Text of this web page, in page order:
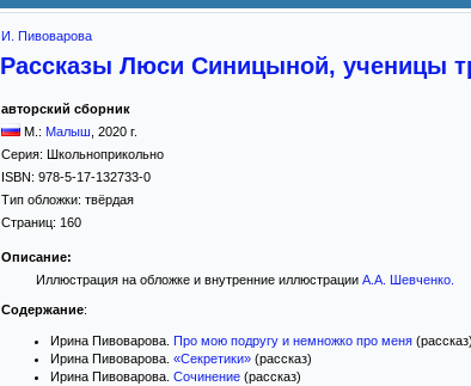
И. Пивоварова
Рассказы Люси Синицыной, ученицы
авторский сборник
М.: Малыш 2020 г.
Серия: Школьноприкольно
ISBN: 978-5-17-132733-0
Тип обложки: твёрдая
Страниц: 160
Описание:
Иллюстрация на обложке и внутренние иллюстрации А.А. Шевченко.
Содержание:
Ирина Пивоварова. Про мою подругу и немножко про меня
Ирина Пивоварова. «Секретики» (рассказ)
Ирина Пивоварова. Сочинение (рассказ)